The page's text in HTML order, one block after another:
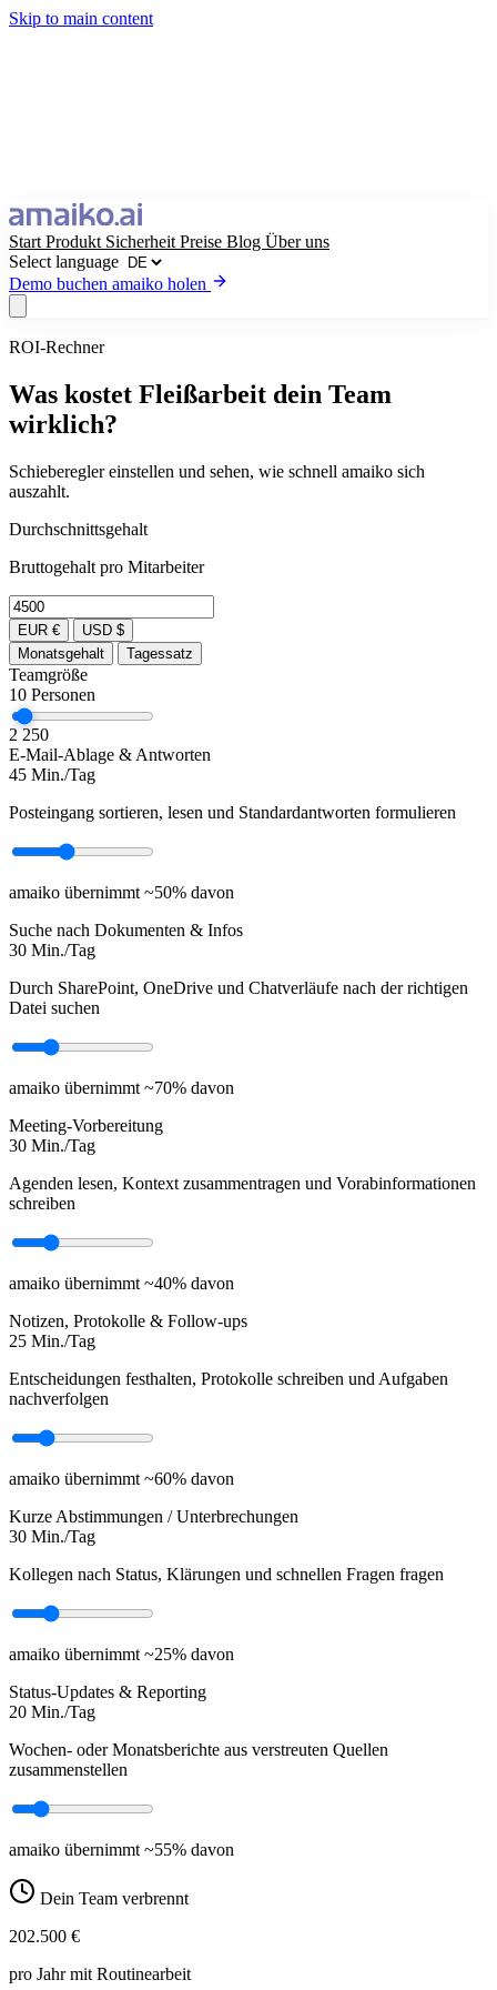
Skip to main content
Start Produkt Sicherheit Preise Blog Über uns
Select language
Demo buchen amaiko holen
amaiko holen
Select language
ROI-Rechner
Was kostet Fleißarbeit dein Team
wirklich?
Schieberegler einstellen und sehen, wie schnell amaiko sich
auszahlt.
Durchschnittsgehalt
Bruttogehalt pro Mitarbeiter
EUR €
USD $
Monatsgehalt
Tagessatz
Teamgröße
10 Personen
2 250
E-Mail-Ablage & Antworten
45 Min./Tag
Posteingang sortieren, lesen und Standardantworten formulieren
amaiko übernimmt ~50% davon
Suche nach Dokumenten & Infos
30 Min./Tag
Durch SharePoint, OneDrive und Chatverläufe nach der richtigen
Datei suchen
amaiko übernimmt ~70% davon
Meeting-Vorbereitung
30 Min./Tag
Agenden lesen, Kontext zusammentragen und Vorabinformationen
schreiben
amaiko übernimmt ~40% davon
Notizen, Protokolle & Follow-ups
25 Min./Tag
Entscheidungen festhalten, Protokolle schreiben und Aufgaben
nachverfolgen
amaiko übernimmt ~60% davon
Kurze Abstimmungen / Unterbrechungen
30 Min./Tag
Kollegen nach Status, Klärungen und schnellen Fragen fragen
amaiko übernimmt ~25% davon
Status-Updates & Reporting
20 Min./Tag
Wochen- oder Monatsberichte aus verstreuten Quellen
zusammenstellen
amaiko übernimmt ~55% davon
Dein Team verbrennt
202.500 €
pro Jahr mit Routinearbeit